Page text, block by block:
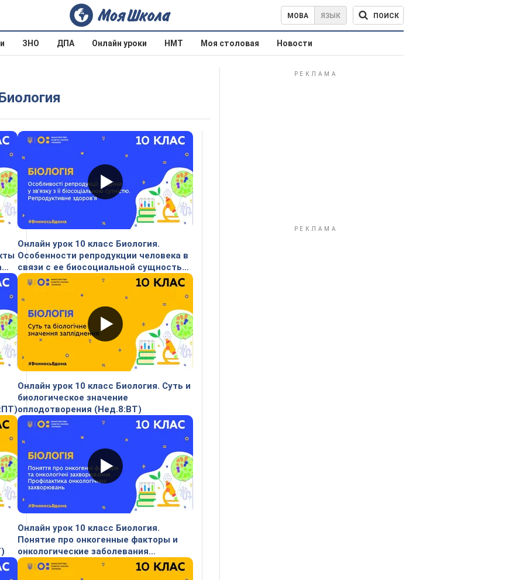
МОВА ЯЗЫК ПОИСК
ЗНО ДПА Онлайн уроки НМТ Моя столовая Новости
Онлайн урок 10 класс Биология.
Особенности репродукции человека в
связи с ее биосоциальной сущностью
(Нед.9:ВТ)
Онлайн урок 10 класс Биология. Суть и
биологическое значение
оплодотворения (Нед.8:ВТ)
Онлайн урок 10 класс Биология.
Понятие про онкогенные факторы и
онкологические заболевания
(Нед.7:ВТ)